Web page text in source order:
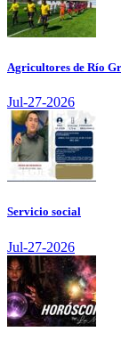
Agricultores de Río
Jul-27-2026
Servicio social
Jul-27-2026